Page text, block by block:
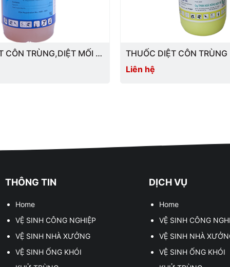
CÁCH PHUN
Phun ULV
Trong nhà
Hướng dẫn an toàn
- Mang đầy đủ đồ bảo hộ
thuốc. Không phun thuốc
CÔN TRÙNG,DIỆT MỐI :
THUỐC DIỆT CÔN TRÙNG :Fendona
10SC
Liên hệ
THÔNG TIN
Home
VỆ SINH CÔNG NGHIỆP
VỆ SINH NHÀ XƯỞNG
VỆ SINH ỐNG KHÓI
DỊCH VỤ
Home
VỆ SINH CÔNG
VỆ SINH NHÀ
VỆ SINH ỐNG KHÓI